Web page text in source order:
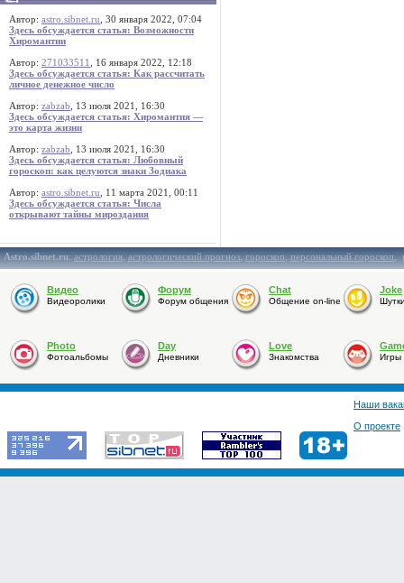
Автор: astro.sibnet.ru , 30 января 2022, 07:04
Здесь обсуждается статья: Возможности
Хиромантии
Автор: 271033511
, 16 января 2022, 12:18
Здесь обсуждается статья: Как рассчитать
личное денежное число
Автор: zabzab , 13 июля 2021, 16:30
Здесь обсуждается статья: Хиромантия —
это карта жизни
Автор: zabzab , 13 июля 2021, 16:30
Здесь обсуждается статья: Любовный
гороскоп: как целуются знаки Зодиака
Автор: astro.sibnet.ru , 11 марта 2021, 00:11
Здесь обсуждается статья: Числа
открывают тайны мироздания
Astro.sibnet.ru:астрология,астрологический прогноз,гороскоп,персональный гороскоп,
Видео
Видеоролики
Форум
Форум общения
Chat
Общение on-line
Joke
Photo
Фотоальбомы
Day
Дневники
Love
Знакомства Игры
Наши
О проекте